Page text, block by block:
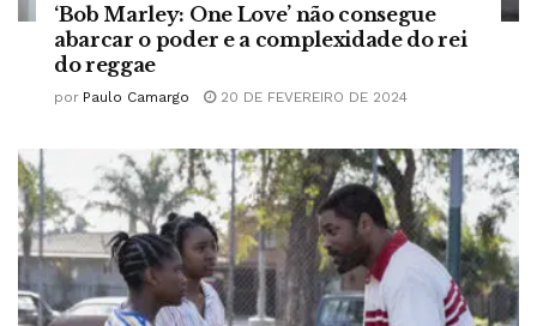
‘Bob Marley: One Love’ não consegue
abarcar o poder e a complexidade do rei
do reggae
por Paulo Camargo 20 DE FEVEREIRO DE 2024